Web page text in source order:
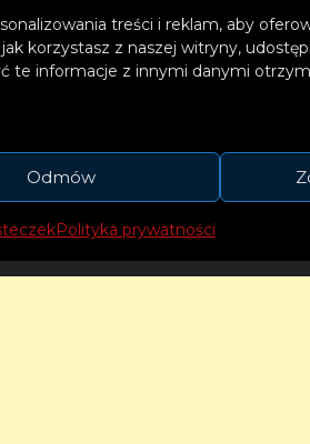
treści i reklam, aby
korzystasz z naszej witryny,
te informacje z innymi danymi
Odmów
Polityka prywatności
po instrumentalistę, a
W swojej działalności
z równą łatwością
hip-hopie. Stale też